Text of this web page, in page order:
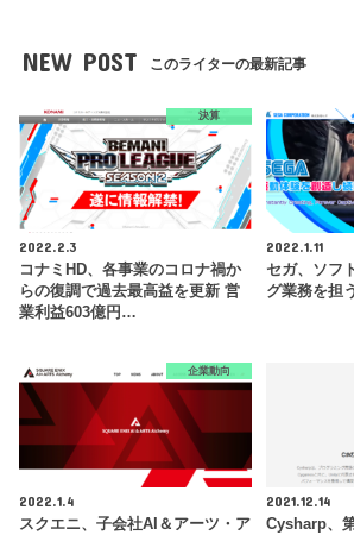
NEW POST このライターの最新記事
決算
2022.2.3
コナミHD、各事業のコロナ禍か
らの復調で過去最高益を更新 営
業利益603億円…
2022.1.11
セガ、ソフ
グ業務を担
企業動向
2022.1.4
スクエニ、子会社AI＆アーツ・ア
2021.12.14
Cysharp、